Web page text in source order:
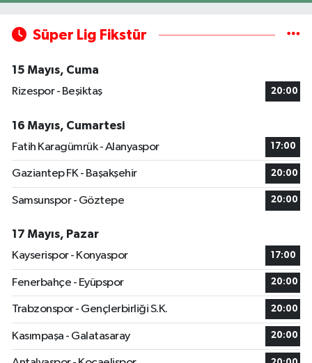
Süper Lig Fikstür
15 Mayıs, Cuma
Rizespor - Beşiktaş
20:00
16 Mayıs, Cumartesi
Fatih Karagümrük - Alanyaspor
17:00
Gaziantep FK - Başakşehir 20:00
Samsunspor - Göztepe 20:00
17 Mayıs, Pazar
Kayserispor - Konyaspor
17:00
Fenerbahçe - Eyüpspor 20:00
Trabzonspor - Gençlerbirliği S.K. 20:00
Kasımpaşa - Galatasaray 20:00